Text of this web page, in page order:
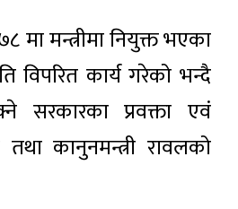
मा मन्त्रीमा नियुक्त भएका
विपरित कार्य गरेको भन्दै
सरकारका प्रवक्ता एवं
कानुनमन्त्री रावलको